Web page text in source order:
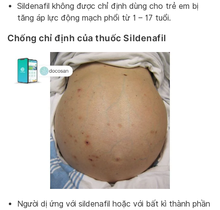
Sildenafil không được chỉ định dùng cho trẻ em bị
tăng áp lực động mạch phổi từ 1 – 17 tuổi.
Chống chỉ định của thuốc Sildenafil
Người dị ứng với sildenafil hoặc với bất kì thành phần